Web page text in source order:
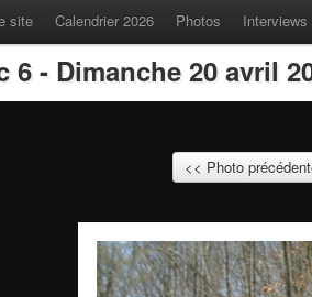
site Calendrier 2026 Photos Interviews
6 - Dimanche 20 avril
<< Photo